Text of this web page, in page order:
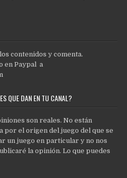
contenidos y comenta.
en Paypal a
QUE DAN EN TU CANAL?
son reales. No están
por el origen del juego del que se
un juego en particular y no nos
la opinión. Lo que puedes